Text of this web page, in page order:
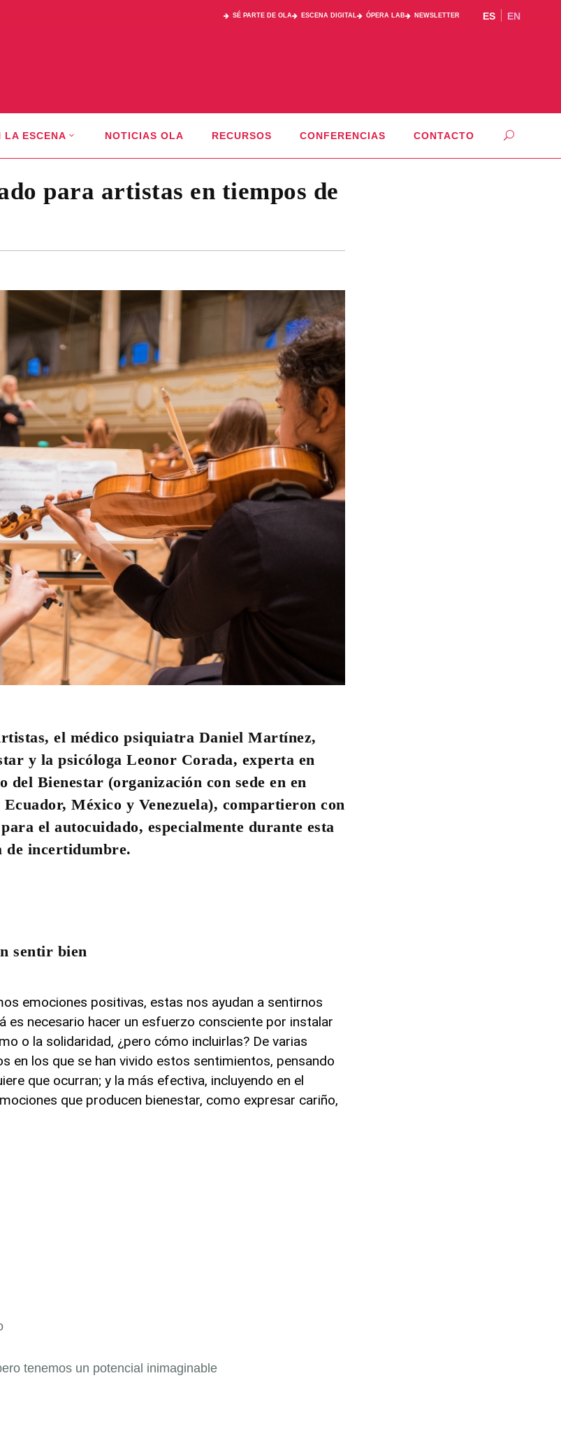
SÉ PARTE DE OLA ESCENA DIGITAL ÓPERA LAB NEWSLETTER ES EN
LA ESCENA NOTICIAS OLA RECURSOS CONFERENCIAS CONTACTO
para artistas en tiempos de
el médico psiquiatra Daniel Martínez,
y la psicóloga Leonor Corada, experta en
Bienestar (organización con sede en en
México y Venezuela), compartieron con
el autocuidado, especialmente durante esta
de incertidumbre.
sentir bien
emociones positivas, estas nos ayudan a sentirnos
necesario hacer un esfuerzo consciente por instalar
o la solidaridad, ¿pero cómo incluirlas? De varias
en los que se han vivido estos sentimientos, pensando
que ocurran; y la más efectiva, incluyendo en el
que producen bienestar, como expresar cariño,
tenemos un potencial inimaginable